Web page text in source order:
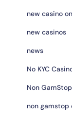
new casino
new casinos
news
No KYC
Non GamStop
non gamstop